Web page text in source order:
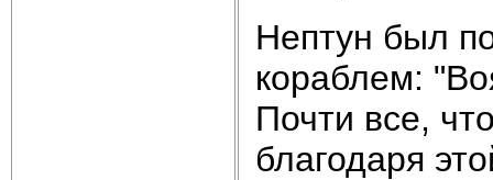
Нептун был
кораблем:
Почти все,
благодаря